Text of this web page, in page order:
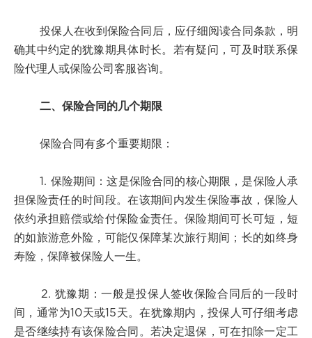
投保人在收到保险合同后，应仔细阅读合同条款，明
确其中约定的犹豫期具体时长。若有疑问，可及时联系保
险代理人或保险公司客服咨询。
二、保险合同的几个期限
保险合同有多个重要期限：
1. 保险期间：这是保险合同的核心期限，是保险人承
担保险责任的时间段。在该期间内发生保险事故，保险人
依约承担赔偿或给付保险金责任。保险期间可长可短，短
的如旅游意外险，可能仅保障某次旅行期间；长的如终身
寿险，保障被保险人一生。
2. 犹豫期：一般是投保人签收保险合同后的一段时
间，通常为10天或15天。在犹豫期内，投保人可仔细考虑
是否继续持有该保险合同。若决定退保，可在扣除一定工